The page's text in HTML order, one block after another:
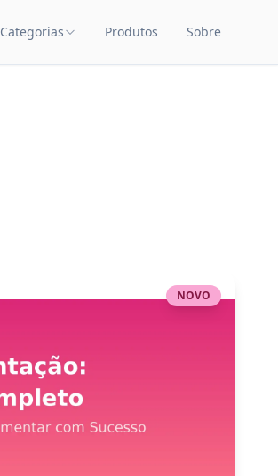
Categorias
Cuidados com o Bebê
Produtos Sobre
NOVO